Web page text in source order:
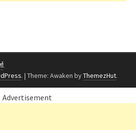
.
. | Theme: Awaken byThemezHut.
Advertisement